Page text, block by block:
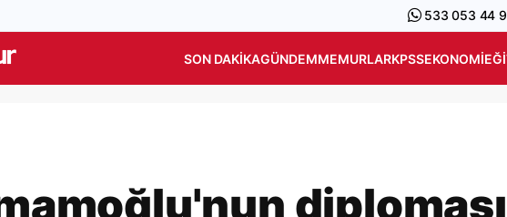
533 053 44
SON DAKIKAGÜNDEMMEMURLARKPSSEKONOMI
diploması